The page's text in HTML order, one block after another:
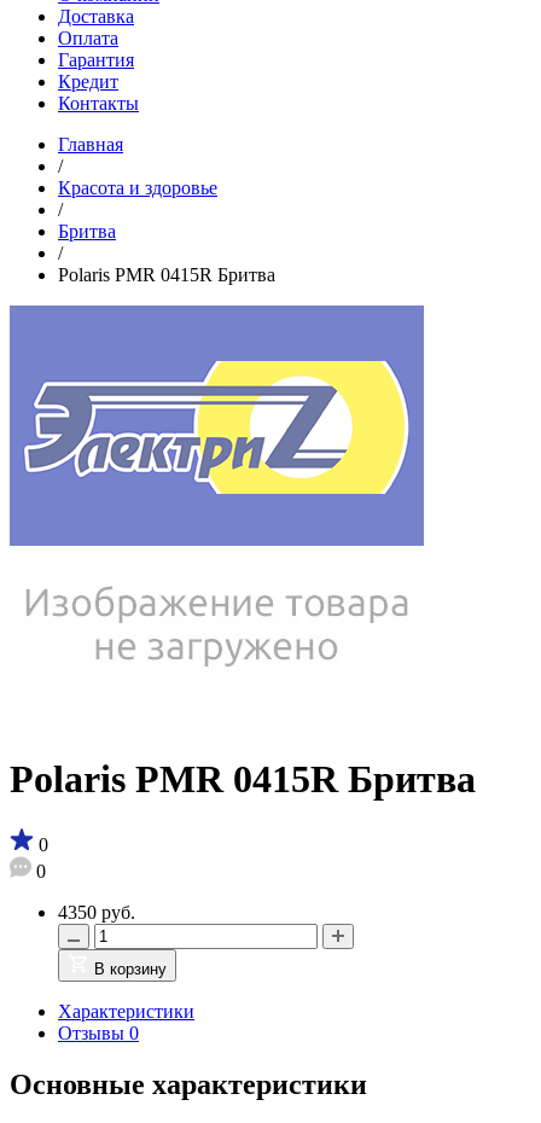
Доставка
Оплата
Гарантия
Кредит
Контакты
Главная
/
Красота и здоровье
/
Бритва
/
Polaris PMR 0415R Бритва
Polaris PMR 0415R Бритва
0
0
4350 руб.
В корзину
Характеристики
Отзывы 0
Основные характеристики